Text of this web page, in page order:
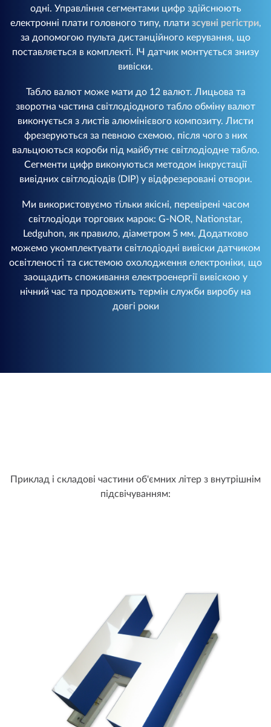
одні. Управління сегментами цифр здійснюють
електронні плати головного типу, плати зсувні регістри,
за допомогою пульта дистанційного керування, що
поставляється в комплекті. ІЧ датчик монтується знизу
вивіски.
Табло валют може мати до 12 валют. Лицьова та
зворотна частина світлодіодного табло обміну валют
виконується з листів алюмінієвого композиту. Листи
фрезеруються за певною схемою, після чого з них
вальцюються короби під майбутнє світлодіодне табло.
Сегменти цифр виконуються методом інкрустації
вивідних світлодіодів (DIP) у відфрезеровані отвори.
Ми використовуємо тільки якісні, перевірені часом
світлодіоди торгових марок: G-NOR, Nationstar,
Ledguhon, як правило, діаметром 5 мм. Додатково
можемо укомплектувати світлодіодні вивіски датчиком
освітленості та системою охолодження електроніки, що
заощадить споживання електроенергії вивіскою у
нічний час та продовжить термін служби виробу на
довгі роки
Приклад і складові частини об'ємних літер з внутрішнім
підсвічуванням: